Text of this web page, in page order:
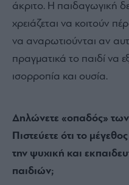
άκριτο. Η παιδαγωγική
χρειάζεται να κοιτούν
να αναρωτιούνται αν
πραγματικά το παιδί να
ισορροπία και ουσία.
Δηλώνετε «οπαδός»
Πιστεύετε ότι το
την ψυχική και
παιδιών;